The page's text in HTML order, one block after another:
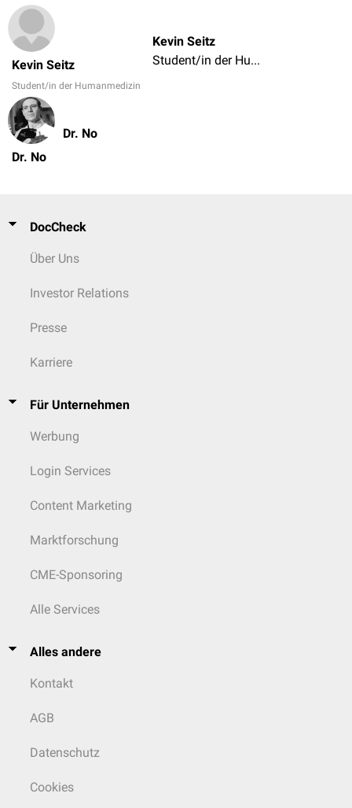
Kevin Seitz
Student/in der Humanmedizin
Kevin Seitz
Student/in der Humanmedizin
Dr. No
Dr. No
DocCheck
Über Uns
Investor Relations
Presse
Karriere
Für Unternehmen
Werbung
Login Services
Content Marketing
Marktforschung
CME-Sponsoring
Alle Services
Alles andere
Kontakt
AGB
Datenschutz
Cookies